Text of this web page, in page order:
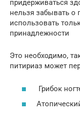
придерживаться
нельзя забывать о
использовать
принадлежности
Это необходимо,
питириаз может
Грибок